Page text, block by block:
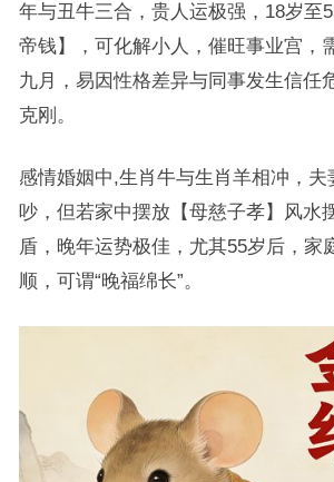
年与丑牛三合，贵人运极强，18岁至
帝钱】，可化解小人，催旺事业宫，
九月，易因性格差异与同事发生信任
克刚。
感情婚姻中,生肖牛与生肖羊相冲，夫
吵，但若家中摆放【母慈子孝】风水
盾，晚年运势极佳，尤其55岁后，家
顺，可谓“晚福绵长”。